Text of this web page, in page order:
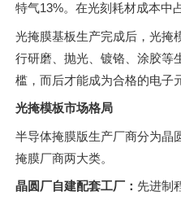
特气13%。在光刻耗材成本中
光掩膜基板生产完成后，光掩
行研磨、抛光、镀铬、涂胶等
槛，而后才能成为合格的电子
光掩模板市场格局
半导体掩膜版生产厂商分为晶
掩膜厂商两大类。
晶圆厂自建配套工厂： 先进制